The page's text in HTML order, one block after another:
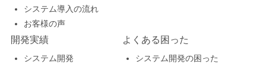
システム導入の流れ
お客様の声
開発実績
システム開発
よくある困った
システム開発の困った